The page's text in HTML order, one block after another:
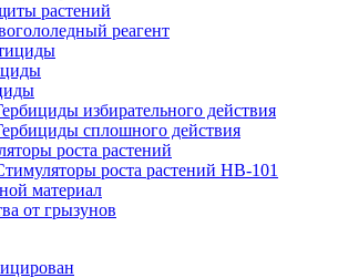
растений
реагент
избирательного действия
сплошного действия
роста растений
роста растений HB-101
материал
от грызунов